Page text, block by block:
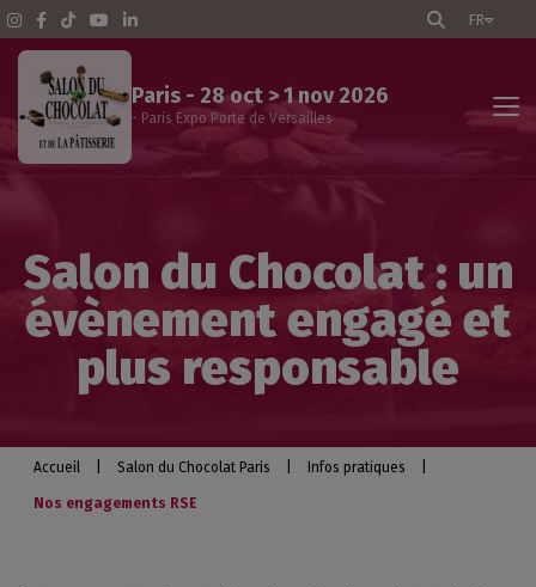
FR
Paris - 28 oct > 1 nov 2026
- Paris Expo Porte de Versailles
Le salon
Programme des animations
Les exposants
Salon du Chocolat : un
évènement engagé et
plus responsable
Accueil Salon du Chocolat Paris Infos pratiques
Nos engagements RSE